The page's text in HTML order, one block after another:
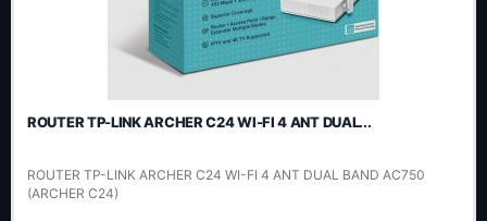
ROUTER TP-LINK ARCHER C24 WI-FI 4 ANT DUAL...
ROUTER TP-LINK ARCHER C24 WI-FI 4 ANT DUAL BAND AC750
(ARCHER C24)